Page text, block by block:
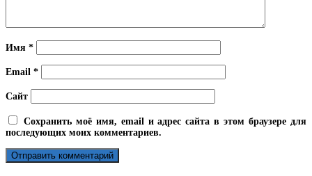
Имя *
Email *
Сайт
Сохранить моё имя, email и адрес сайта в этом браузере для
последующих моих комментариев.